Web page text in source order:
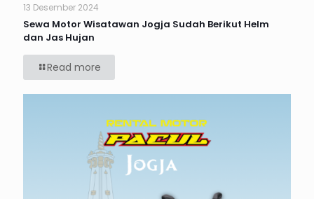
13 Desember 2024
Sewa Motor Wisatawan Jogja Sudah Berikut Helm
dan Jas Hujan
Read more